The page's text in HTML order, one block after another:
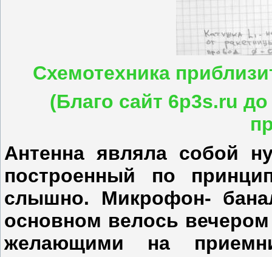
Схемотехника
(Благо сайт 6p3s.ru
Антенна являла собой
построенный по
слышно. Микрофон-
основном велось
желающими на